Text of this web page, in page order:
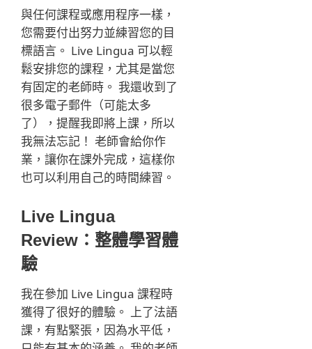
與任何課程或應用程序一樣，
您需要付出努力並練習您的目
標語言。 Live Lingua 可以輕
鬆安排您的課程，尤其是當您
有固定的老師時。 我還收到了
很多電子郵件（可能太多
了），提醒我即將上課，所以
我無法忘記！ 老師會給你作
業，讓你在課外完成，這樣你
也可以利用自己的時間練習。
Live Lingua
Review：整體學習體
驗
我在參加 Live Lingua 課程時
獲得了很好的體驗。 上了法語
課，有點緊張，因為水平低，